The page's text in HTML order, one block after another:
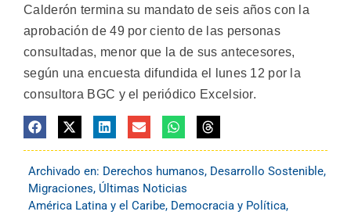
Calderón termina su mandato de seis años con la
aprobación de 49 por ciento de las personas
consultadas, menor que la de sus antecesores,
según una encuesta difundida el lunes 12 por la
consultora BGC y el periódico Excelsior.
Archivado en: Derechos humanos, Desarrollo Sostenible,
Migraciones, Últimas Noticias
América Latina y el Caribe, Democracia y Política,